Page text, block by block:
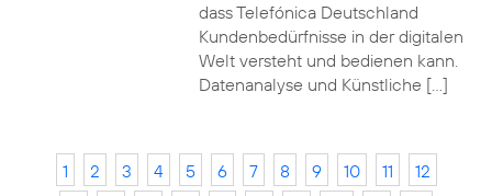
dass Telefónica Deutschland
Kundenbedürfnisse in der digitalen
Welt versteht und bedienen kann.
Datenanalyse und Künstliche […]
1 2 3 4 5 6 7 8 9 10 11
12